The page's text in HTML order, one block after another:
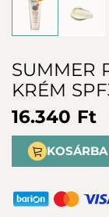
SUMMER
KRÉM
16.340 Ft